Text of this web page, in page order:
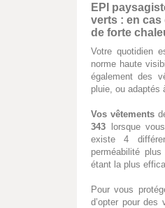
EPI
verts : en cas
de forte
Votre quotidien
norme haute
également des
pluie, ou adaptés
Vos vêtements
343 lorsque
existe 4
perméabilité
étant la plus
Pour vous
d’opter pour des